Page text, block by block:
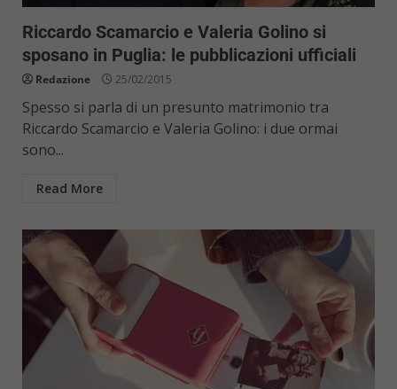
Riccardo Scamarcio e Valeria Golino si
sposano in Puglia: le pubblicazioni ufficiali
Redazione 25/02/2015
Spesso si parla di un presunto matrimonio tra
Riccardo Scamarcio e Valeria Golino: i due ormai
sono...
Read More